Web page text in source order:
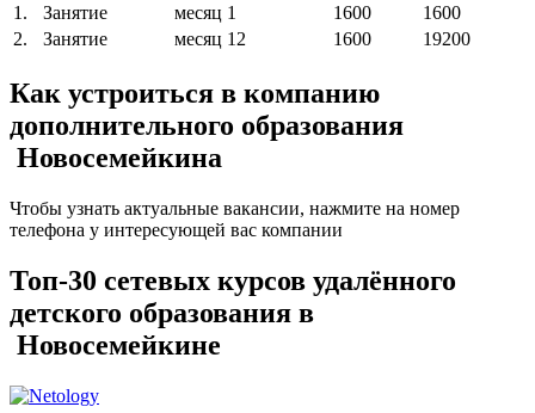
1.
Занятие месяц 1 1600
1600
2.
Занятие месяц 12 1600 19200
Как устроиться в компанию
дополнительного образования
Новосемейкина
Чтобы узнать актуальные вакансии, нажмите на номер
телефона у интересующей вас компании
Топ-30 сетевых курсов удалённого
детского образования в
Новосемейкине